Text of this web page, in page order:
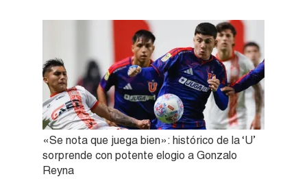
«Se nota que juega bien»: histórico de la ‘U’
sorprende con potente elogio a Gonzalo
Reyna